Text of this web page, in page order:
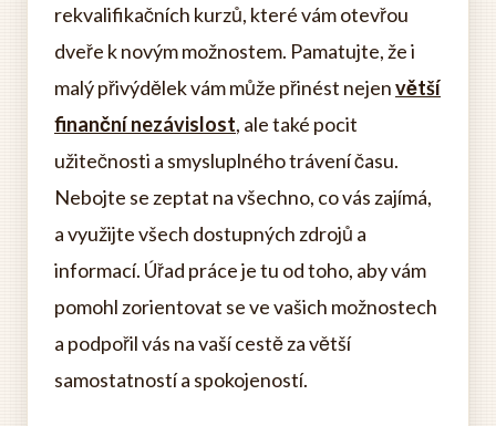
rekvalifikačních kurzů, které vám otevřou
dveře k novým možnostem. Pamatujte, že i
malý přivýdělek vám může přinést nejenvětší
finanční nezávislost, ale také pocit
užitečnosti a smysluplného trávení času.
Nebojte se zeptat na všechno, co vás zajímá,
a využijte všech dostupných zdrojů a
informací. Úřad práce je tu od toho, aby vám
pomohl zorientovat se ve vašich možnostech
a podpořil vás na vaší cestě za větší
samostatností a spokojeností.